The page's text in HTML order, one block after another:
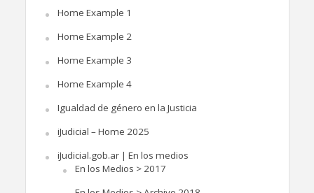
Home Example 1
Home Example 2
Home Example 3
Home Example 4
Igualdad de género en la Justicia
iJudicial – Home 2025
iJudicial.gob.ar | En los medios
En los Medios > 2017